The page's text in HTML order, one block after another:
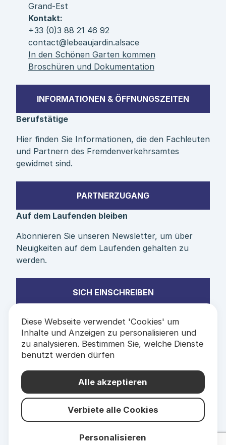
Grand-Est
Kontakt:
+33 (0)3 88 21 46 92
contact@lebeaujardin.alsace
In den Schönen Garten kommen
Broschüren und Dokumentation
INFORMATIONEN & ÖFFNUNGSZEITEN
Berufstätige
Hier finden Sie Informationen, die den Fachleuten
und Partnern des Fremdenverkehrsamtes
gewidmet sind.
PARTNERZUGANG
Auf dem Laufenden bleiben
Abonnieren Sie unseren Newsletter, um über
Neuigkeiten auf dem Laufenden gehalten zu
werden.
SICH EINSCHREIBEN
ETIKETTEN
Diese Webseite verwendet 'Cookies' um
Inhalte und Anzeigen zu personalisieren und
zu analysieren. Bestimmen Sie, welche Dienste
benutzt werden dürfen
Alle akzeptieren
Verbiete alle Cookies
Personalisieren